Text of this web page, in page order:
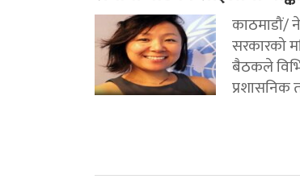
काठमाडौं/
सरकारको
बैठकले
प्रशासनिक